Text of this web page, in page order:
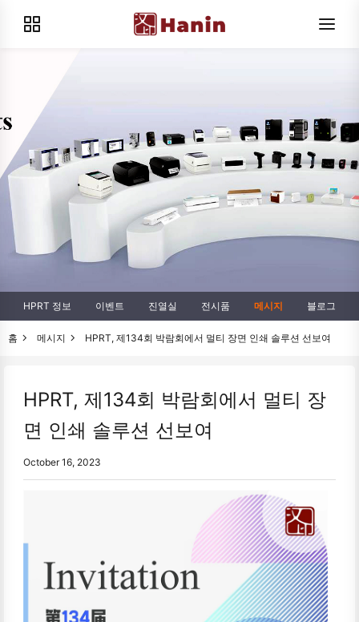
HPRT 정보 이벤트 진열실 전시품 메시지 블로그
홈 메시지 HPRT, 제134회 박람회에서 멀티 장면 인쇄 솔루션 선보여
HPRT, 제134회 박람회에서 멀티 장
면 인쇄 솔루션 선보여
October 16, 2023